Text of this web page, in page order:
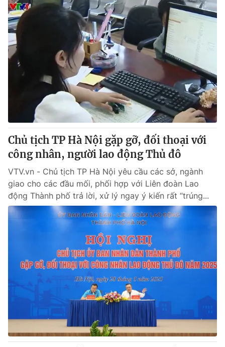
Chủ tịch TP Hà Nội gặp gỡ, đối thoại với
công nhân, người lao động Thủ đô
VTV.vn - Chủ tịch TP Hà Nội yêu cầu các sở, ngành
giao cho các đầu mối, phối hợp với Liên đoàn Lao
động Thành phố trả lời, xử lý ngay ý kiến rất “trúng...